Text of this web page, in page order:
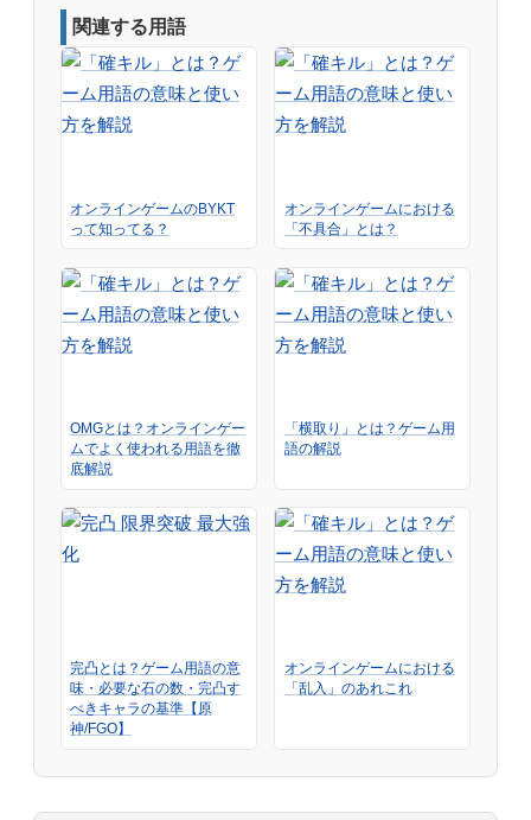
関連する用語
オンラインゲームのBYKT
って知ってる？
オンラインゲームにおける
「不具合」とは？
OMGとは？オンラインゲー
ムでよく使われる用語を徹
底解説
「横取り」とは？ゲーム用
語の解説
完凸とは？ゲーム用語の意
味・必要な石の数・完凸す
べきキャラの基準【原
神/FGO】
オンラインゲームにおける
「乱入」のあれこれ